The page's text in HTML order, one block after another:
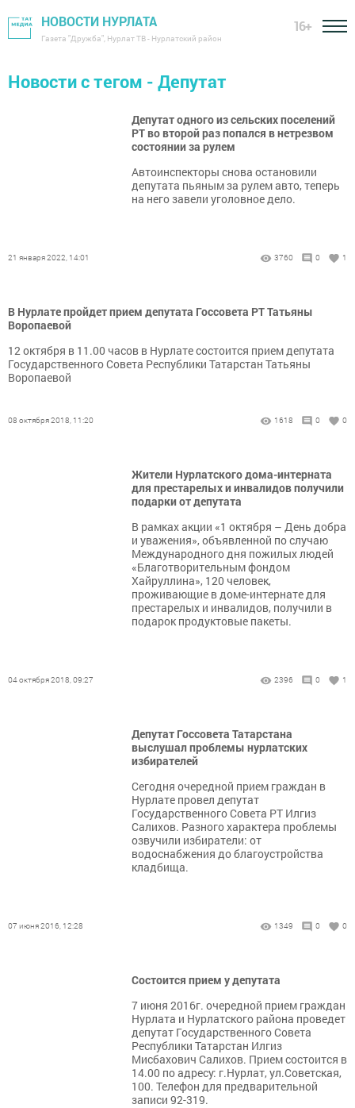
НОВОСТИ НУРЛАТА
Газета "Дружба", Нурлат ТВ - Нурлатский район
16+
Новости с тегом - Депутат
Депутат одного из сельских поселений
РТ во второй раз попался в нетрезвом
состоянии за рулем
Автоинспекторы снова остановили
депутата пьяным за рулем авто, теперь
на него завели уголовное дело.
21 января 2022, 14:01 3760 0 1
В Нурлате пройдет прием депутата Госсовета РТ Татьяны
Воропаевой
12 октября в 11.00 часов в Нурлате состоится прием депутата
Государственного Совета Республики Татарстан Татьяны
Воропаевой
08 октября 2018, 11:20 1618 0 0
Жители Нурлатского дома-интерната
для престарелых и инвалидов получили
подарки от депутата
В рамках акции «1 октября – День добра
и уважения», объявленной по случаю
Международного дня пожилых людей
«Благотворительным фондом
Хайруллина», 120 человек,
проживающие в доме-интернате для
престарелых и инвалидов, получили в
подарок продуктовые пакеты.
04 октября 2018, 09:27 2396 0 1
Депутат Госсовета Татарстана
выслушал проблемы нурлатских
избирателей
Сегодня очередной прием граждан в
Нурлате провел депутат
Государственного Совета РТ Илгиз
Салихов. Разного характера проблемы
озвучили избиратели: от
водоснабжения до благоустройства
кладбища.
07 июня 2016, 12:28 1349 0 0
Состоится прием у депутата
7 июня 2016г. очередной прием граждан
Нурлата и Нурлатского района проведет
депутат Государственного Совета
Республики Татарстан Илгиз
Мисбахович Салихов. Прием состоится в
14.00 по адресу: г.Нурлат, ул.Советская,
100. Телефон для предварительной
записи 92-319.